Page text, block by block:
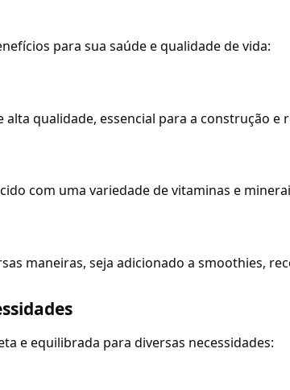
para sua saúde e qualidade de vida:
qualidade, essencial para a construção e
com uma variedade de vitaminas e
maneiras, seja adicionado a smoothies,
e equilibrada para diversas necessidades: